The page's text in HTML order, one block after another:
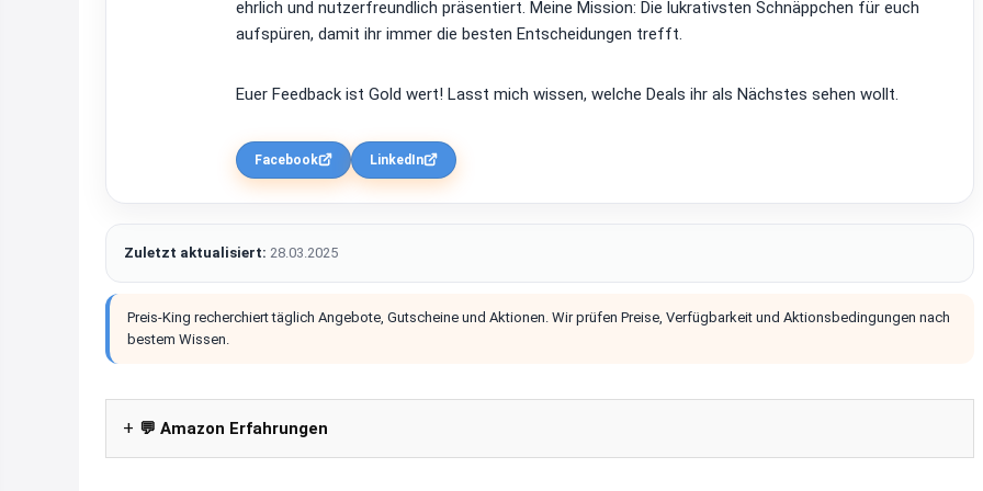
ehrlich und nutzerfreundlich präsentiert. Meine Mission: Die lukrativsten Schnäppchen für euch
aufspüren, damit ihr immer die besten Entscheidungen trefft.
Euer Feedback ist Gold wert! Lasst mich wissen, welche Deals ihr als Nächstes sehen wollt.
Facebook LinkedIn
Zuletzt aktualisiert: 28.03.2025
Preis-King recherchiert täglich Angebote, Gutscheine und Aktionen. Wir prüfen Preise, Verfügbarkeit und Aktionsbedingungen nach
bestem Wissen.
💬 Amazon Erfahrungen